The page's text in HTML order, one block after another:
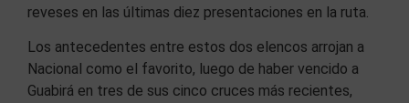
reveses en las últimas diez presentaciones en la ruta.
Los antecedentes entre estos dos elencos arrojan a
Nacional como el favorito, luego de haber vencido a
Guabirá en tres de sus cinco cruces más recientes,